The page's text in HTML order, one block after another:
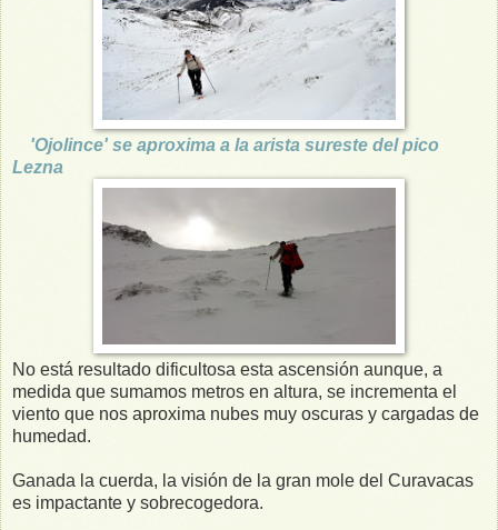
'Ojolince' se aproxima a la arista sureste del pico
Lezna
No está resultado dificultosa esta ascensión aunque, a
medida que sumamos metros en altura, se incrementa el
viento que nos aproxima nubes muy oscuras y cargadas de
humedad.
Ganada la cuerda, la visión de la gran mole del Curavacas
es impactante y sobrecogedora.